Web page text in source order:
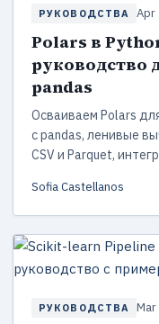
РУКОВОДСТВА Apr
Polars в
руководство
pandas
Осваиваем Polars
с pandas, ленивые
CSV и Parquet,
Sofia Castellanos
РУКОВОДСТВА